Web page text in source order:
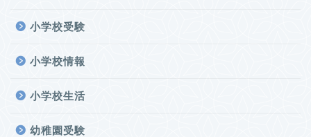
小学校受験
小学校情報
小学校生活
幼稚園受験